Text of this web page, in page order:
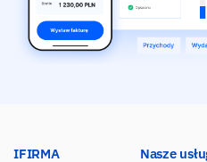
IFIRMA Nasze